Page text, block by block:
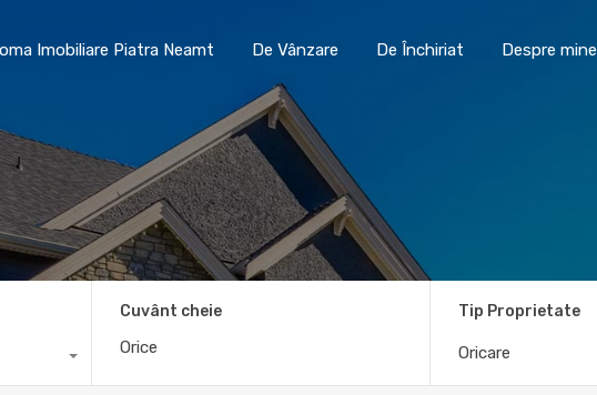
Toma Imobiliare Piatra Neamt De Vânzare
Imobiliare Piatra Neamt De Vânzare De Închiriat Despre mine
Cuvânt cheie Tip Proprietate
Oricare